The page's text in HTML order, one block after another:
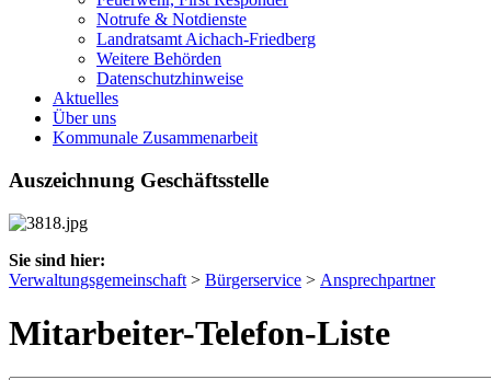
Notrufe & Notdienste
Landratsamt Aichach-Friedberg
Weitere Behörden
Datenschutzhinweise
Aktuelles
Über uns
Kommunale Zusammenarbeit
Auszeichnung Geschäftsstelle
Sie sind hier:
Verwaltungsgemeinschaft > Bürgerservice > Ansprechpartner
Mitarbeiter-Telefon-Liste